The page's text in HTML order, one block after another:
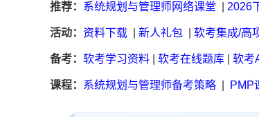
推荐： 系统规划与管理师网络课堂 2026
活动： 资料下载 新人礼包 软考集成/高
备考： 软考学习资料 软考在线题库 软考
课程： 系统规划与管理师备考策略 PMP